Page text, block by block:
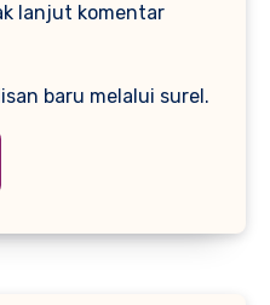
lanjut komentar
baru melalui surel.